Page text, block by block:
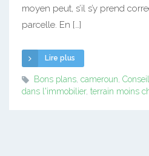
moyen peut, s’il s’y prend
parcelle. En […]
Lire plus
Bons plans, cameroun
dans l'immobilier, terrain moins